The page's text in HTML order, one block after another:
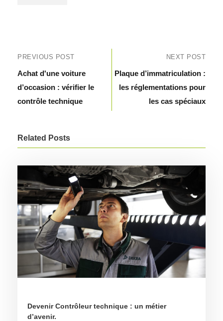
PREVIOUS POST
Achat d'une voiture
d’occasion : vérifier le
contrôle technique
NEXT POST
Plaque d’immatriculation :
les réglementations pour
les cas spéciaux
Related Posts
Devenir Contrôleur technique : un métier
d’avenir.